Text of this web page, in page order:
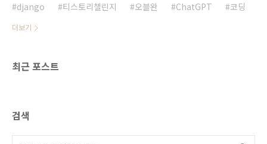
django
티스토리챌린지 오블완 ChatGPT 코딩
더보기
최근 포스트
검색